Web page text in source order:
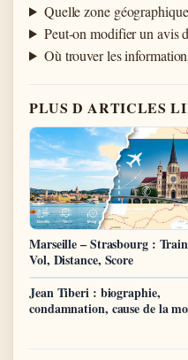
Quelle zone
Peut-on modifier un avis
Où trouver les
PLUS D ARTICLES
Marseille – Strasbourg :
Vol, Distance, Score
Jean Tiberi : biographie,
condamnation, cause de la